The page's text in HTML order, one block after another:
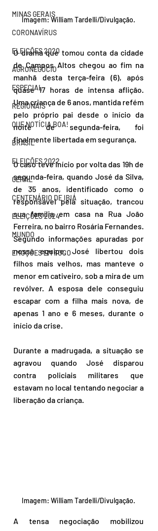
MINAS GERAIS
CORONAVÍRUS
ELEIÇÕES 2020
AGRONEGÓCIO
ESPECIAL
REGIONAIS
QUE NOTÍCIA BOA!
BRASIL
ELEIÇÕES 2022
GERAL
CENTENÁRIO DE IBIÁ
ELEIÇÕES 2024
MUNDO
EMOÇÕES EM FOCO
Imagem: William Tardelli/Divulgação.
O drama que tomou conta da cidade
de Campos Altos chegou ao fim na
manhã desta terça-feira (6), após
quase 17 horas de intensa aflição.
Uma criança de 6 anos, mantida refém
pelo próprio pai desde o início da
noite de segunda-feira, foi
finalmente libertada em segurança.
O caso teve início por volta das 19h de
segunda-feira, quando José da Silva,
de 35 anos, identificado como o
responsável pela situação, trancou
sua família em casa na Rua João
Ferreira, no bairro Rosária Fernandes.
Segundo informações apuradas por
nossa equipe, José libertou dois
filhos mais velhos, mas manteve o
menor em cativeiro, sob a mira de um
revólver. A esposa dele conseguiu
escapar com a filha mais nova, de
apenas 1 ano e 6 meses, durante o
início da crise.
Durante a madrugada, a situação se
agravou quando José disparou
contra policiais militares que
estavam no local tentando negociar a
liberação da criança.
Imagem: William Tardelli/Divulgação.
A tensa negociação mobilizou